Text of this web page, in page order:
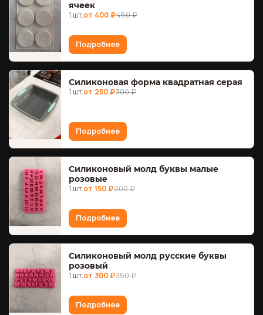
ячеек
1 шт.от 400 ₽450 ₽
Подробнее
Силиконовая форма квадратная серая
1 шт.от 250 ₽300 ₽
Подробнее
Силиконовый молд буквы малые
розовые
1 шт.от 150 ₽200 ₽
Подробнее
Силиконовый молд русские буквы
розовый
1 шт.от 300 ₽350 ₽
Подробнее